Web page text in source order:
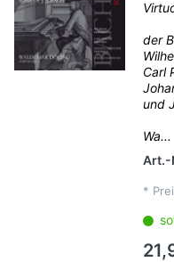
der
Carl
und
Wa...
Art.-
*